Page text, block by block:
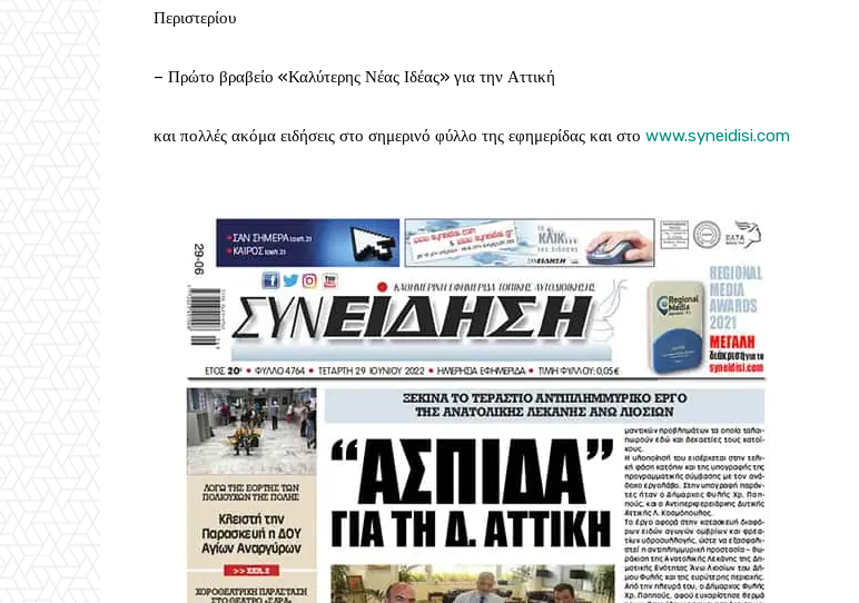
Περιστερίου
– Πρώτο βραβείο «Καλύτερης Νέας Ιδέας» για την Αττική
και πολλές ακόμα ειδήσεις στο σημερινό φύλλο της εφημερίδας και στο www.syneidisi.com